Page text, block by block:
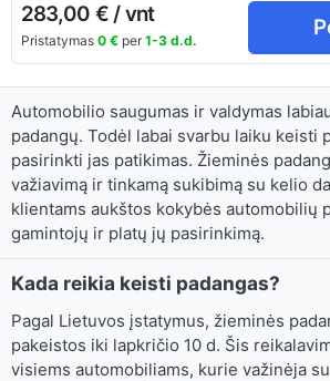
283,00 € / vnt
Pristatymas 0 €per 1-3 d.d.
Automobilio saugumas ir valdymas
padangų. Todėl labai svarbu laiku keisti
pasirinkti jas patikimas. Žieminės
važiavimą ir tinkamą sukibimą su kelio
klientams aukštos kokybės automobilių
gamintojų ir platų jų pasirinkimą.
Kada reikia keisti padangas?
Pagal Lietuvos įstatymus, žieminės
pakeistos iki lapkričio 10 d. Šis
visiems automobiliams, kurie važinėja